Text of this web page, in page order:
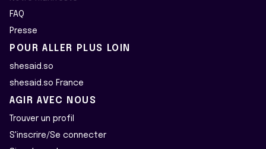
FAQ
Presse
POUR ALLER PLUS LOIN
shesaid.so
shesaid.so France
AGIR AVEC NOUS
Trouver un profil
S'inscrire/Se connecter